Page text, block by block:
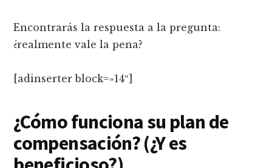
Encontrarás la respuesta a la pregunta:
¿realmente vale la pena?
[adinserter block=»14″]
¿Cómo funciona su plan de
compensación? (¿Y es